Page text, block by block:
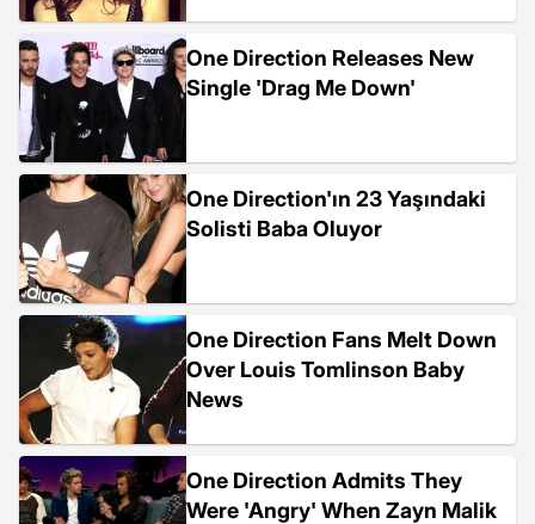
One Direction Releases New
Single 'Drag Me Down'
One Direction'ın 23 Yaşındaki
Solisti Baba Oluyor
One Direction Fans Melt Down
Over Louis Tomlinson Baby
News
One Direction Admits They
Were 'Angry' When Zayn Malik